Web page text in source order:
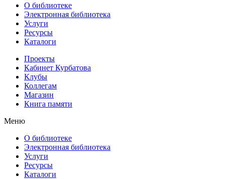
О библиотеке
Электронная библиотека
Услуги
Ресурсы
Каталоги
Проекты
Кабинет Курбатова
Клубы
Коллегам
Магазин
Книга памяти
Меню
О библиотеке
Электронная библиотека
Услуги
Ресурсы
Каталоги